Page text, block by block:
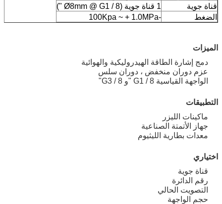
قناة جوية
1 قناة جوية (Ø8mm @ G1 / 8 ")
الضغط
-100Kpa ~ + 1.0MPa
الميزات
دمج إشارة الطاقة الهيدروليكية والهوائية
عزم دوران منخفض ، دوران سلس
الواجهة القياسية G1 / 8 "و G3 / 8"
التطبيقات
ماكينات الليزر
جهاز الأتمتة الصناعية
معدات بطارية الليثيوم
اختياري
قناة جوية
رقم الدائرة
التصويت الحالي
حجم الواجهة